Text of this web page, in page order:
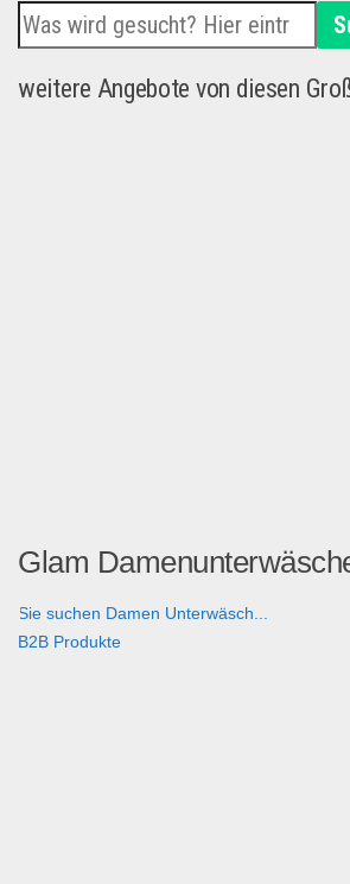
weitere Angebote von diesen
Glam
Sie suchen Damen Unterwäsch...
B2B Produkte